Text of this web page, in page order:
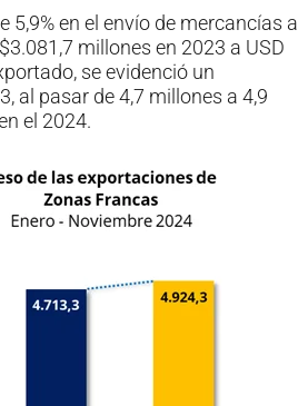
en el envío de mercancías al
millones en 2023 a USD
se evidenció un
al pasar de 4,7 millones a 4,9
el 2024.